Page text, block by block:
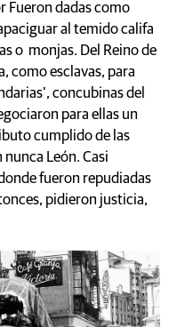
Fueron dadas como
al temido califa
o monjas. Del Reino de
como esclavas, para
concubinas del
para ellas un
cumplido de las
León. Casi
fueron repudiadas
pidieron justicia,